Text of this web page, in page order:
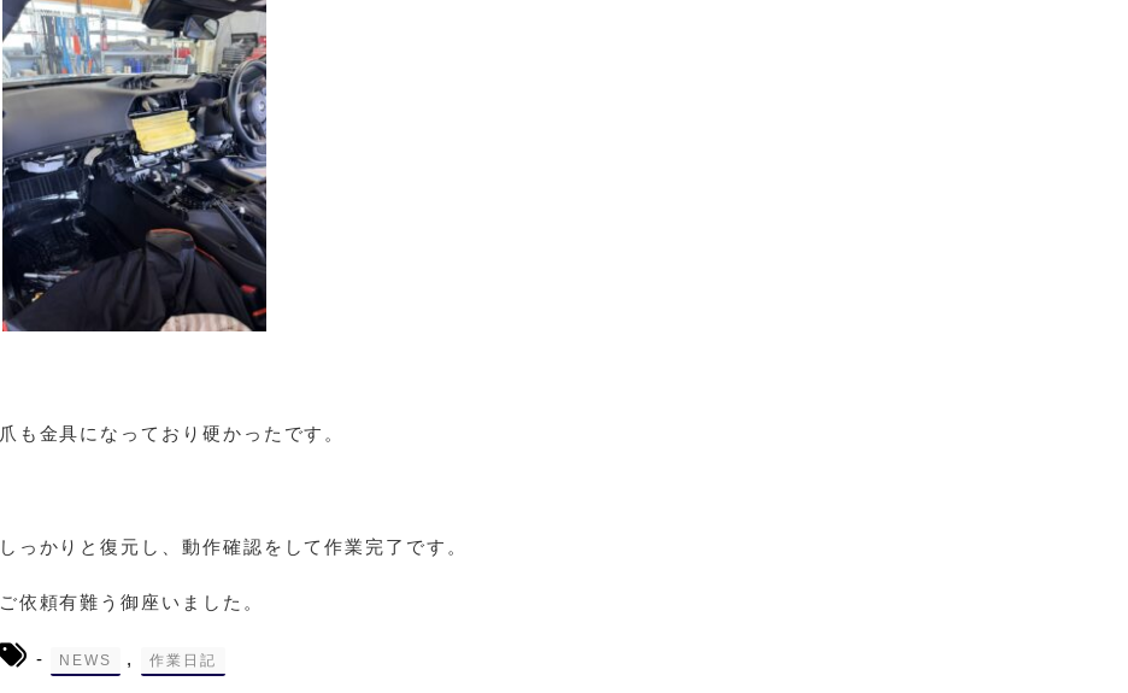
爪も金具になっており硬かったです。
しっかりと復元し、動作確認をして作業完了です。
ご依頼有難う御座いました。
- NEWS , 作業日記